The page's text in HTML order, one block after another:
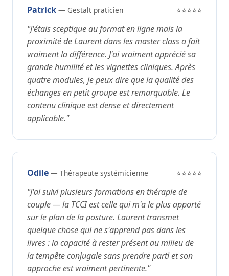
Patrick — Gestalt praticien ⭐⭐⭐⭐⭐
"J'étais sceptique au format en ligne mais la
proximité de Laurent dans les master class a fait
vraiment la différence. J'ai vraiment apprécié sa
grande humilité et les vignettes cliniques. Après
quatre modules, je peux dire que la qualité des
échanges en petit groupe est remarquable. Le
contenu clinique est dense et directement
applicable."
Odile — Thérapeute systémicienne ⭐⭐⭐⭐⭐
"J'ai suivi plusieurs formations en thérapie de
couple — la TCCI est celle qui m'a le plus apporté
sur le plan de la posture. Laurent transmet
quelque chose qui ne s'apprend pas dans les
livres : la capacité à rester présent au milieu de
la tempête conjugale sans prendre parti et son
approche est vraiment pertinente."